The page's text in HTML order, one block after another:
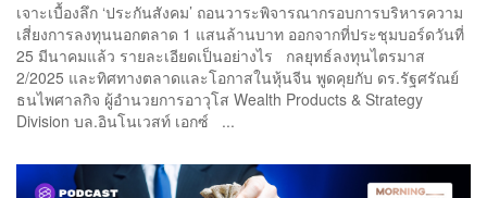
เจาะเบื้องลึก ‘ประกันสังคม’ ถอนวาระพิจารณากรอบการบริหารความ
เสี่ยงการลงทุนนอกตลาด 1 แสนล้านบาท ออกจากที่ประชุมบอร์ดวันที่
25 มีนาคมแล้ว รายละเอียดเป็นอย่างไร กลยุทธ์ลงทุนไตรมาส
2/2025 และทิศทางตลาดและโอกาสในหุ้นจีน พูดคุยกับ ดร.รัฐศรัณย์
ธนไพศาลกิจ ผู้อำนวยการอาวุโส Wealth Products & Strategy
Division บล.อินโนเวสท์ เอกซ์ ...